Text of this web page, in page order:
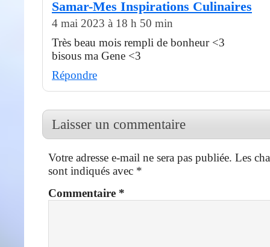
Samar-Mes Inspirations Culinaires
4 mai 2023 à 18 h 50 min
Très beau mois rempli de bonheur <3
bisous ma Gene <3
Répondre
Laisser un commentaire
Votre adresse e-mail ne sera pas publiée. Les
sont indiqués avec *
Commentaire *